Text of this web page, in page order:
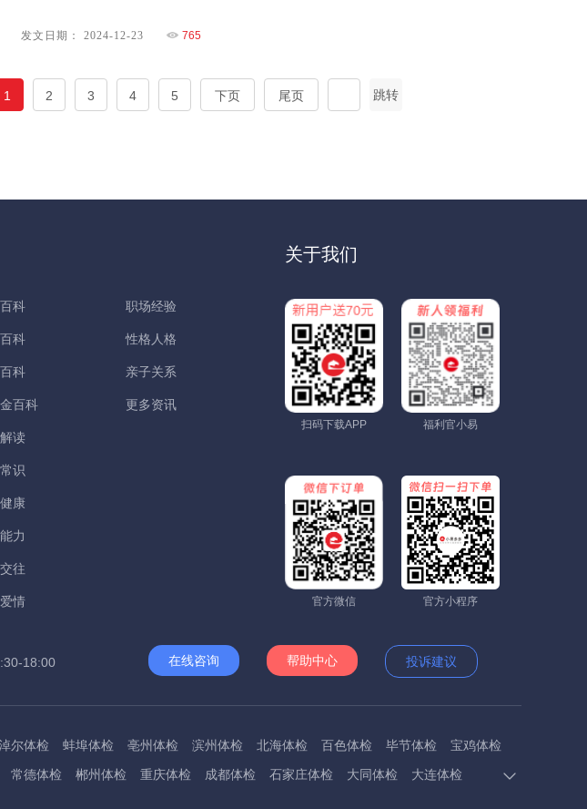
发文日期： 2024-12-23 765
1 2 3 4 5 下页 尾页 跳转
科
科
科
百科
读
识
康
力
往
情
职场经验
性格人格
亲子关系
更多资讯
关于我们
扫码下载APP 福利官小易
官方微信 官方小程序
18:00 在线咨询 帮助中心 投诉建议
尔体检 蚌埠体检 亳州体检 滨州体检 北海体检 百色体检 毕节体检
宝鸡体检
常德体检 郴州体检 重庆体检 成都体检 石家庄体检 大同体检
大连体检